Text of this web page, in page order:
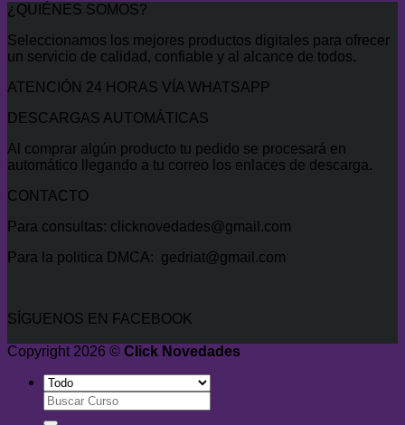
$300.00.$29.99.
original
$500.00.
actual
$47.00.
¿QUIÉNES SOMOS?
Seleccionamos los mejores productos digitales para ofrecer
un servicio de calidad, confiable y al alcance de todos.
ATENCIÓN 24 HORAS VÍA WHATSAPP
DESCARGAS AUTOMÁTICAS
Al comprar algún producto tu pedido se procesará en
automático llegando a tu correo los enlaces de descarga.
CONTACTO
Para consultas: clicknovedades@gmail.com
Para la politica DMCA: gedriat@gmail.com
SÍGUENOS EN FACEBOOK
Copyright 2026 © Click Novedades
Buscar
por: